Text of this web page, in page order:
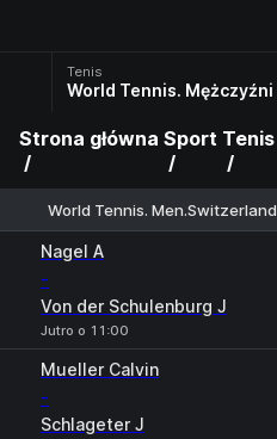
Tenis
World Tennis. Mężczyźni
Strona główna Sport Tenis
World Tennis. Men.Switzerland
Nagel A
-
Von der Schulenburg J
Jutro o 11:00
Mueller Calvin
-
Schlageter J